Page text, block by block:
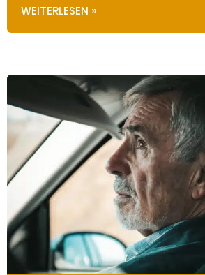
WEITERLESEN »